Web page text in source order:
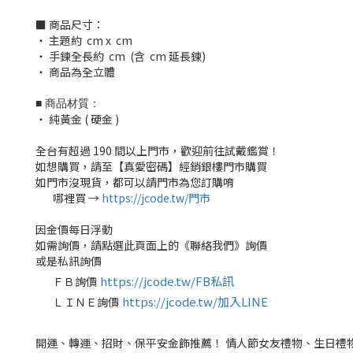
■ 商品尺寸：
‧ 主題約 cm x cm
‧ 手鍊全長約 cm (含 cm 延長鍊)
‧ 商品為全立體
■ 商品材質：
‧ 純黃金 ( 硬金 )
全台有超過 190 間以上門市，歡迎前往試戴鑑賞！
如想購買，請至【真愛密碼】經銷銀樓門市購買
如門市沒現貨，都可以請門市為您訂購唷
哪裡買 → https://jcode.tw/門市
因金價每日浮動
如需詢價，請點選此頁面上的《聯絡我們》詢價
或是私訊詢價
ＦＢ詢價 https://jcode.tw/FB私訊
ＬＩＮＥ詢價 https://jcode.tw/加入LINE
開運、轉運、招財、保平安金飾推薦！ 情人節女友禮物、生日禮